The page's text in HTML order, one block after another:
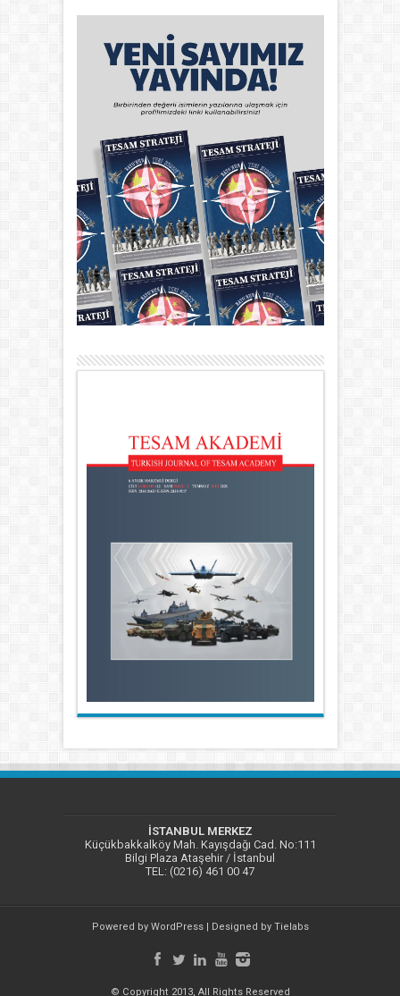
İSTANBUL MERKEZ
Küçükbakkalköy Mah. Kayışdağı Cad. No:111
Bilgi Plaza Ataşehir / İstanbul
TEL: (0216) 461 00 47
Powered by WordPress| Designed by Tielabs
© Copyright 2013, All Rights Reserved